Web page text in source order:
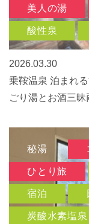
美人の湯
酸性泉
2026.03.30
乗鞍温泉 泊まれ
ごり湯とお酒三
秘湯
ひとり旅
宿泊
炭酸水素塩泉